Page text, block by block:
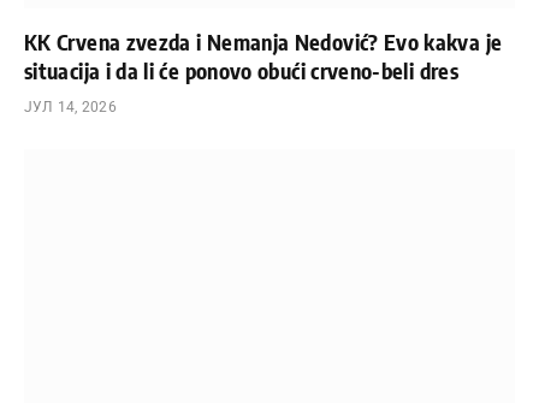
KK Crvena zvezda i Nemanja Nedović? Evo kakva je
situacija i da li će ponovo obući crveno-beli dres
ЈУЛ 14, 2026